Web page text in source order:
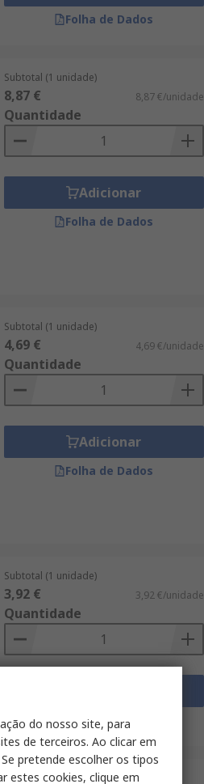
Folha de Dados
Subtotal (1 unidade)
8,87 € 8,87 €/unidade
Quantidade
Adicionar
Folha de Dados
Subtotal (1 unidade)
4,69 € 4,69 €/unidade
Quantidade
Adicionar
Folha de Dados
Subtotal (1 unidade)
3,92 € 3,92 €/unidade
Quantidade
Folha de Dados
Subtotal (1 unidade)
do nosso site, para
de terceiros. Ao clicar em
pretende escolher os tipos
estes cookies, clique em